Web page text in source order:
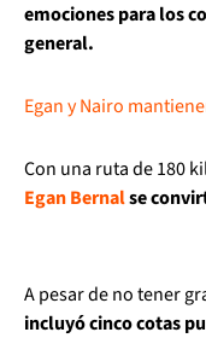
emociones para los
general.
Egan y Nairo
Con una ruta de 180
Egan Bernalse
A pesar de no tener
incluyó cinco cotas